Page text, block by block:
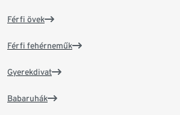
Férfi övek
Férfi fehérneműk
Gyerekdivat
Babaruhák